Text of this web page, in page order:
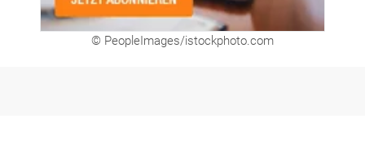
© PeopleImages/istockphoto.com